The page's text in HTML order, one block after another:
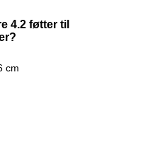
4.2 føtter til
cm